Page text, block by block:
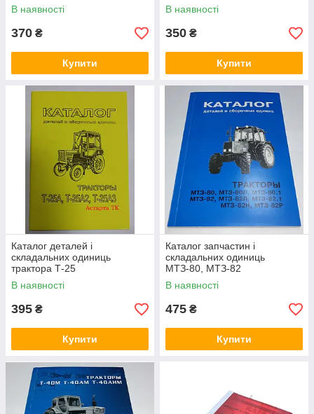
В наявності
370 ₴
Купити
В наявності
350 ₴
Купити
Каталог деталей і
складальних одиниць
трактора Т-25
В наявності
395 ₴
Купити
Каталог запчастин і
складальних одиниць
МТЗ-80, МТЗ-82
В наявності
475 ₴
Купити